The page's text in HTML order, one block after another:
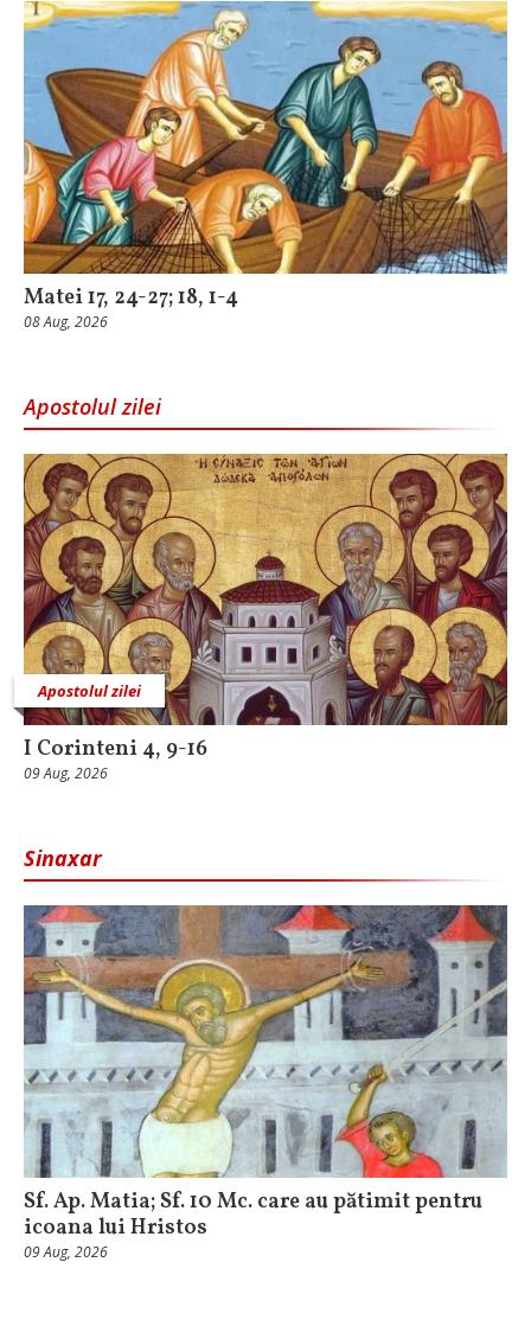
Matei 17, 24-27; 18, 1-4
08 Aug, 2026
Apostolul zilei
Apostolul zilei
I Corinteni 4, 9-16
09 Aug, 2026
Sinaxar
Sf. Ap. Matia; Sf. 10 Mc. care au pătimit pentru
icoana lui Hristos
09 Aug, 2026